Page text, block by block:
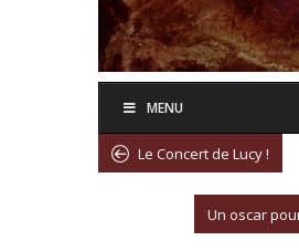
MENU
Le Concert de Lucy !
Un oscar